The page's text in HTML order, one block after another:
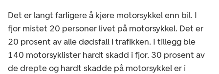
Det er langt farligere å kjøre motorsykkel enn bil. I
fjor mistet 20 personer livet på motorsykkel. Det er
20 prosent av alle dødsfall i trafikken. I tillegg ble
140 motorsyklister hardt skadd i fjor. 30 prosent av
de drepte og hardt skadde på motorsykkel er i